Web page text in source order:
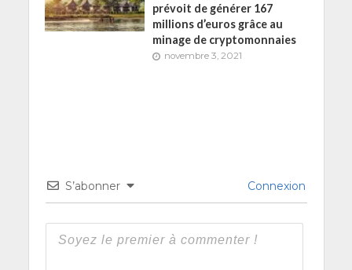
prévoit de générer 167
millions d’euros grâce au
minage de cryptomonnaies
novembre 3, 2021
S’abonner Connexion